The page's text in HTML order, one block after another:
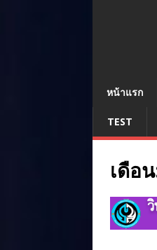
หน้าแรก
TEST
เดือ